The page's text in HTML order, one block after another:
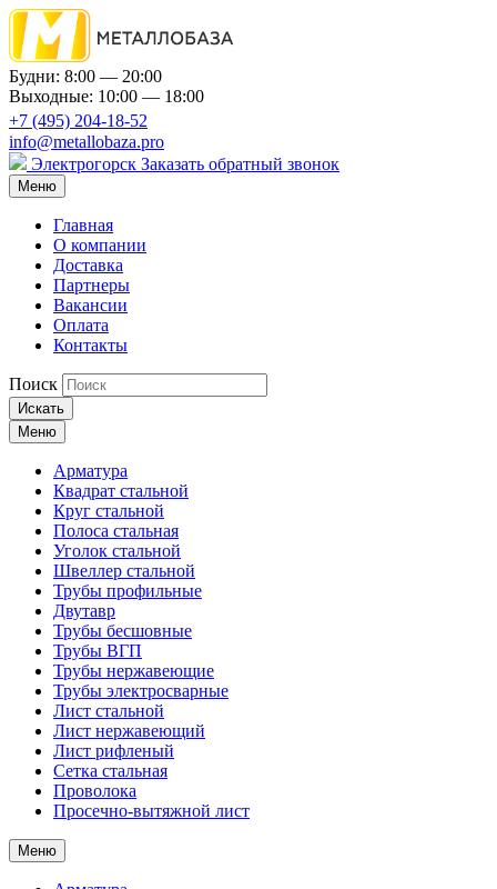
Будни: 8:00 — 20:00
Выходные: 10:00 — 18:00
+7 (495) 204-18-52
info@metallobaza.pro
Электрогорск Заказать обратный звонок
Меню
Главная
О компании
Доставка
Партнеры
Вакансии
Оплата
Контакты
Поиск
Искать
Меню
Арматура
Квадрат стальной
Круг стальной
Полоса стальная
Уголок стальной
Швеллер стальной
Трубы профильные
Двутавр
Трубы бесшовные
Трубы ВГП
Трубы нержавеющие
Трубы электросварные
Лист стальной
Лист нержавеющий
Лист рифленый
Сетка стальная
Проволока
Просечно-вытяжной лист
Меню